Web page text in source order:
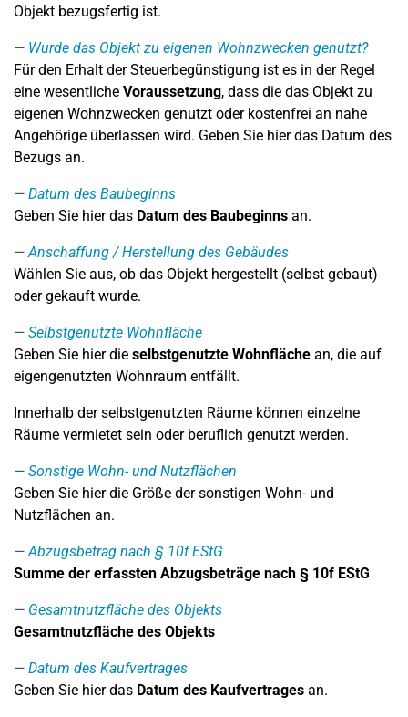
Objekt bezugsfertig ist.
Wurde das Objekt zu eigenen Wohnzwecken genutzt?
Für den Erhalt der Steuerbegünstigung ist es in der Regel
eine wesentliche Voraussetzung, dass die das Objekt zu
eigenen Wohnzwecken genutzt oder kostenfrei an nahe
Angehörige überlassen wird. Geben Sie hier das Datum des
Bezugs an.
Datum des Baubeginns
Geben Sie hier das Datum des Baubeginns an.
Anschaffung / Herstellung des Gebäudes
Wählen Sie aus, ob das Objekt hergestellt (selbst gebaut)
oder gekauft wurde.
Selbstgenutzte Wohnfläche
Geben Sie hier die selbstgenutzte Wohnfläche an, die auf
eigengenutzten Wohnraum entfällt.
Innerhalb der selbstgenutzten Räume können einzelne
Räume vermietet sein oder beruflich genutzt werden.
Sonstige Wohn- und Nutzflächen
Geben Sie hier die Größe der sonstigen Wohn- und
Nutzflächen an.
Abzugsbetrag nach § 10f EStG
Summe der erfassten Abzugsbeträge nach § 10f EStG
Gesamtnutzfläche des Objekts
Gesamtnutzfläche des Objekts
Datum des Kaufvertrages
Geben Sie hier das Datum des Kaufvertrages an.